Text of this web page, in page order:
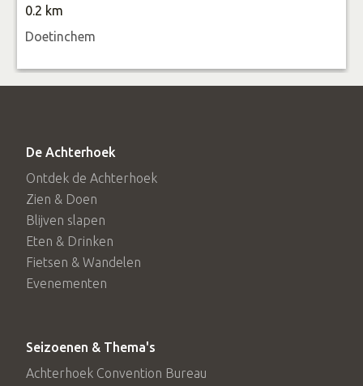
0.2 km
Doetinchem
De Achterhoek
Ontdek de Achterhoek
Zien & Doen
Blijven slapen
Eten & Drinken
Fietsen & Wandelen
Evenementen
Seizoenen & Thema's
Achterhoek Convention Bureau